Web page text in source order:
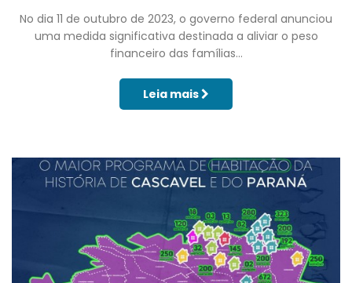
No dia 11 de outubro de 2023, o governo federal anunciou
uma medida significativa destinada a aliviar o peso
financeiro das famílias...
Leia mais